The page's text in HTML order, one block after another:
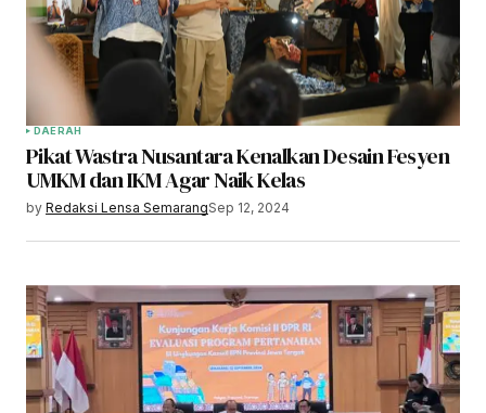
DAERAH
Pikat Wastra Nusantara Kenalkan Desain Fesyen
UMKM dan IKM Agar Naik Kelas
by Redaksi Lensa SemarangSep 12, 2024